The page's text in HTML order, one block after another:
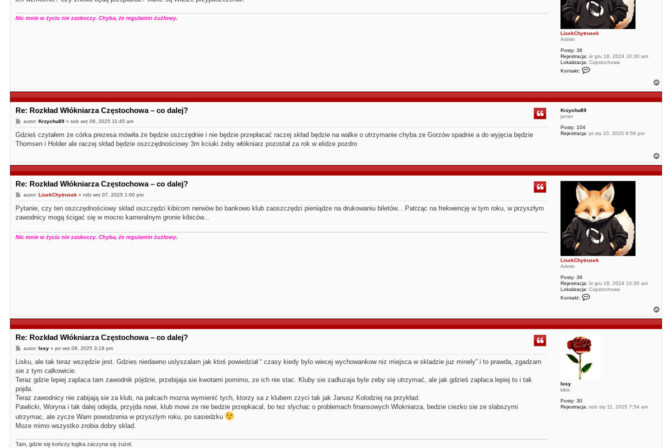
LisekChytrusek
Admin
Posty: 36
Rejestracja: śr gru 18, 2024 10:30 am
Lokalizacja: Częstochowa
Kontakt:
t
a
k
i
s
k
C
y
t
u
s
e
k
Nic mnie w życiu nie zaskoczy. Chyba, że regulamin żużlowy.
a
g
ó
Krzychu89
junior
Posty: 104
Rejestracja: pt sty 10, 2025 9:58 pm
Re: Rozkład Włókniarza Częstochowa – co dalej?
P
o
s
t
autor: Krzychu89» sob wrz 06, 2025 11:45 am
Gdzieś czytałem że córka prezesa mówiła że będzie oszczędnie i nie będzie przepłacać raczej skład będzie na walke o utrzymanie chyba ze Gorzów spadnie a do wyjęcia będzie
Thomsen i Holder ale raczej skład będzie oszczędnościowy 3m kciuki żeby włókniarz pozostał za rok w elidze pozdro
a
g
ó
LisekChytrusek
Admin
Posty: 36
Rejestracja: śr gru 18, 2024 10:30 am
Lokalizacja: Częstochowa
Kontakt:
t
a
k
u
ę
C
Re: Rozkład Włókniarza Częstochowa – co dalej?
P
o
s
t
autor: LisekChytrusek» ndz wrz 07, 2025 1:00 pm
Pytanie, czy ten oszczędnościowy skład oszczędzi kibicom nerwów bo bankowo klub zaoszczędzi pieniądze na drukowaniu biletów... Patrząc na frekwencję w tym roku, w przyszłym
zawodnicy mogą ścigać się w mocno kameralnym gronie kibiców...
Nic mnie w życiu nie zaskoczy. Chyba, że regulamin żużlowy.
a
g
ó
Issy
kibic
Posty: 30
Rejestracja: sob sty 11, 2025 7:54 am
Re: Rozkład Włókniarza Częstochowa – co dalej?
P
o
s
t
autor: Issy» pn wrz 08, 2025 3:19 pm
Lisku, ale tak teraz wszędzie jest. Gdzies niedawno uslyszalam jak ktoś powiedział “ czasy kiedy bylo wiecej wychowankow niz miejsca w skladzie juz minely” i to prawda, zgadzam
sie z tym calkowicie.
Teraz gdzie lepiej zaplaca tam zawodnik pójdzie, przebijaja sie kwotami pomimo, ze ich nie stac. Kluby sie zadluzaja byle zeby się utrzymać, ale jak gdzieś zaplaca lepiej to i tak
pojda.
Teraz zawodnicy nie zabijają sie za klub, na palcach mozna wymienić tych, ktorzy sa z klubem zzyci tak jak Janusz Kolodziej na przykład.
Pawlicki, Woryna i tak dalej odejda, przyjda nowi, klub mowi ze nie bedzie przepkacal, bo tez slychac o problemach finansowych Wlokniarza, bedzie ciezko sie ze slabszymi
utrzymac, ale zycze Wam powodzenia w przyszlym roku, po sasiedzku
Moze mimo wszystko zrobia dobry sklad.
Tam, gdzie się kończy logika zaczyna się żużel.